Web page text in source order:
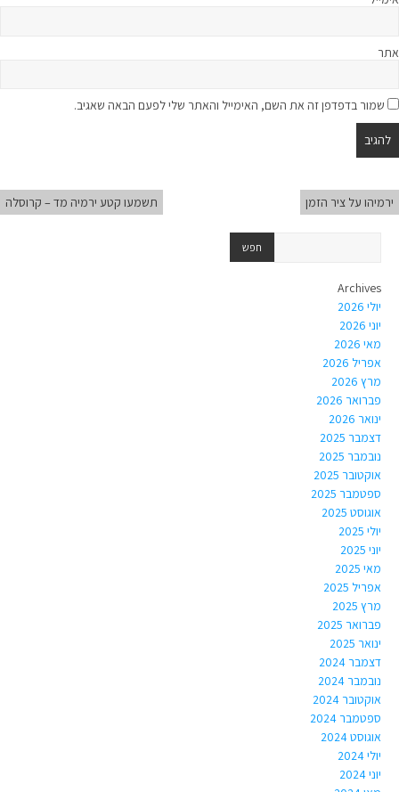
אתר
שמור בדפדפן זה את השם, האימייל והאתר שלי לפעם הבאה שאגיב.
ירמיהו על ציר הזמן תשמעו קטע ירמיה מד – קרוסלה
Archives
יולי 2026
יוני 2026
מאי 2026
אפריל 2026
מרץ 2026
פברואר 2026
ינואר 2026
דצמבר 2025
נובמבר 2025
אוקטובר 2025
ספטמבר 2025
אוגוסט 2025
יולי 2025
יוני 2025
מאי 2025
אפריל 2025
מרץ 2025
פברואר 2025
ינואר 2025
דצמבר 2024
נובמבר 2024
אוקטובר 2024
ספטמבר 2024
אוגוסט 2024
יולי 2024
יוני 2024